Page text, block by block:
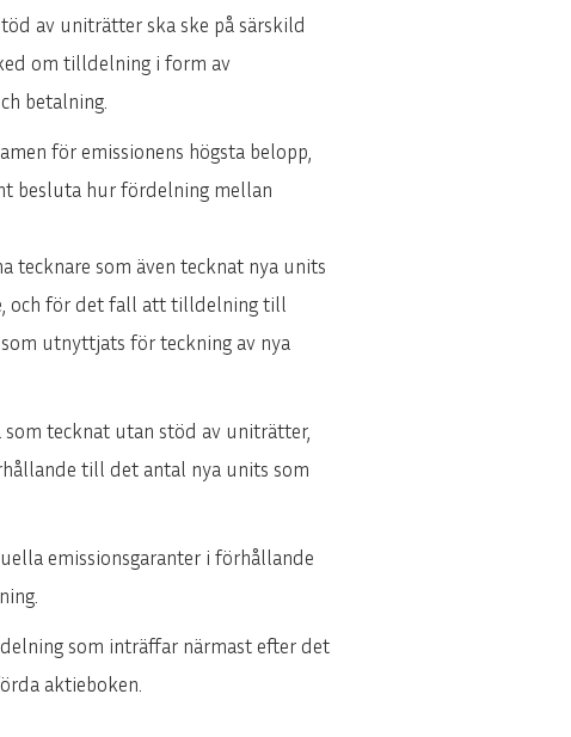
av uniträtter ska ske på särskild
om tilldelning i form av
betalning.
för emissionens högsta belopp,
besluta hur fördelning mellan
tecknare som även tecknat nya units
och för det fall att tilldelning till
utnyttjats för teckning av nya
tecknat utan stöd av uniträtter,
till det antal nya units som
emissionsgaranter i förhållande
som inträffar närmast efter det
aktieboken.